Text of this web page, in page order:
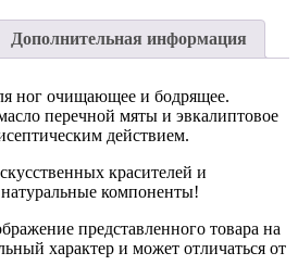
перечная
Дополнительная информация
ног очищающее и бодрящее.
перечной мяты и эвкалиптовое
действием.
красителей и
компоненты!
представленного товара на
характер и может отличаться от